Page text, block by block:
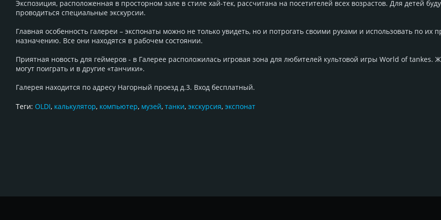
Экспозиция, расположенная в просторном зале в стиле хай-тек, рассчитана на посетителей всех возрастов. Для детей
проводиться специальные экскурсии.
Главная особенность галереи – экспонаты можно не только увидеть, но и потрогать своими руками и использовать по их
назначению. Все они находятся в рабочем состоянии.
Приятная новость для геймеров - в Галерее расположилась игровая зона для любителей культовой игры World of tankes.
могут поиграть и в другие «танчики».
Галерея находится по адресу Нагорный проезд д.3. Вход бесплатный.
Теги: OLDI, калькулятор, компьютер, музей, танки, экскурсия, экспонат